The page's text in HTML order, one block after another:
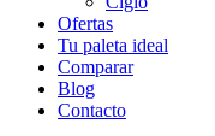
Ofertas
Tu paleta ideal
Comparar
Blog
Contacto